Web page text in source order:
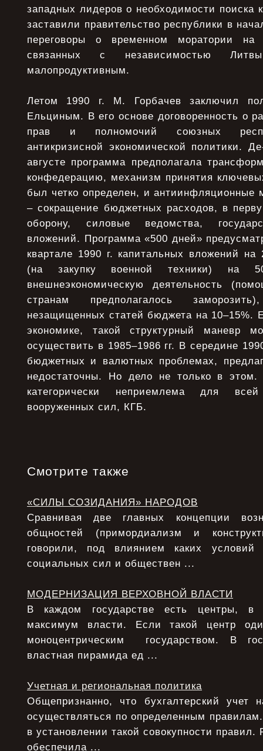
западных лидеров о необходимости поиска
заставили правительство республики в
переговоры о временном моратории на
связанных с независимостью
малопродуктивным.
Летом 1990 г. М. Горбачев заключил
Ельциным. В его основе договоренность о
прав и полномочий союзных
антикризисной экономической политики.
августе программа предполагала
конфедерацию, механизм принятия
был четко определен, и антиинфляционные
– сокращение бюджетных расходов, в
оборону, силовые ведомства,
вложений. Программа «500 дней»
квартале 1990 г. капитальных вложений на
(на закупку военной техники) на
внешнеэкономическую деятельность
странам предполагалось
незащищенных статей бюджета на 10–15%.
экономике, такой структурный маневр
осуществить в 1985–1986 гг. В середине
бюджетных и валютных проблемах,
недостаточны. Но дело не только в этом.
категорически неприемлема для
вооруженных сил, КГБ.
Смотрите также
«СИЛЫ СОЗИДАНИЯ» НАРОДОВ
Сравнивая две главных концепции
общностей (примордиализм и
говорили, под влиянием каких
социальных сил и обществен ...
МОДЕРНИЗАЦИЯ ВЕРХОВНОЙ ВЛАСТИ
В каждом государстве есть центры, в
максимум власти. Если такой центр
моноцентрическим государством. В
властная пирамида ед ...
Учетная и региональная политика
Общепризнанно, что бухгалтерский учет
осуществляться по определенным
в установлении такой совокупности
обеспечила ...